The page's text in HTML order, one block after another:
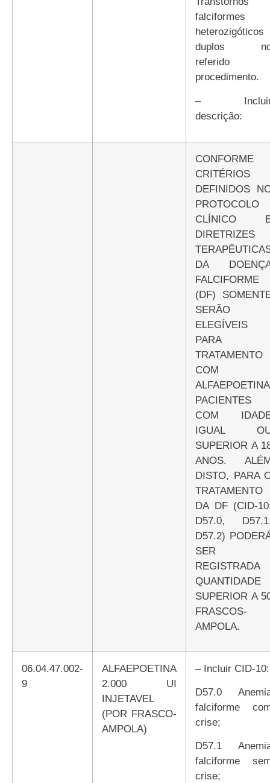
falciformes
heterozigóticos
duplos
referido
procedimento.
– Incluir
descrição:
CONFORME
CRITÉRIOS
DEFINIDOS
PROTOCOLO
CLÍNICO
DIRETRIZES
DA
FALCIFORME
(DF)
SERÃO
ELEGÍVEIS
PARA
TRATAMENTO
COM
ALFAEPOETINA
PACIENTES
COM
IGUAL
SUPERIOR A
ANOS.
DISTO, PARA
TRATAMENTO
DA DF (CID-
D57.0,
D57.2)
SER
REGISTRADA
QUANTIDADE
SUPERIOR A
FRASCOS-
AMPOLA.
06.04.47.002-
9
ALFAEPOETINA
2.000 UI
INJETAVEL
(POR FRASCO-
AMPOLA)
– Incluir CID-10:
D57.0 Anemia
falciforme
crise;
D57.1 Anemia
falciforme
crise;